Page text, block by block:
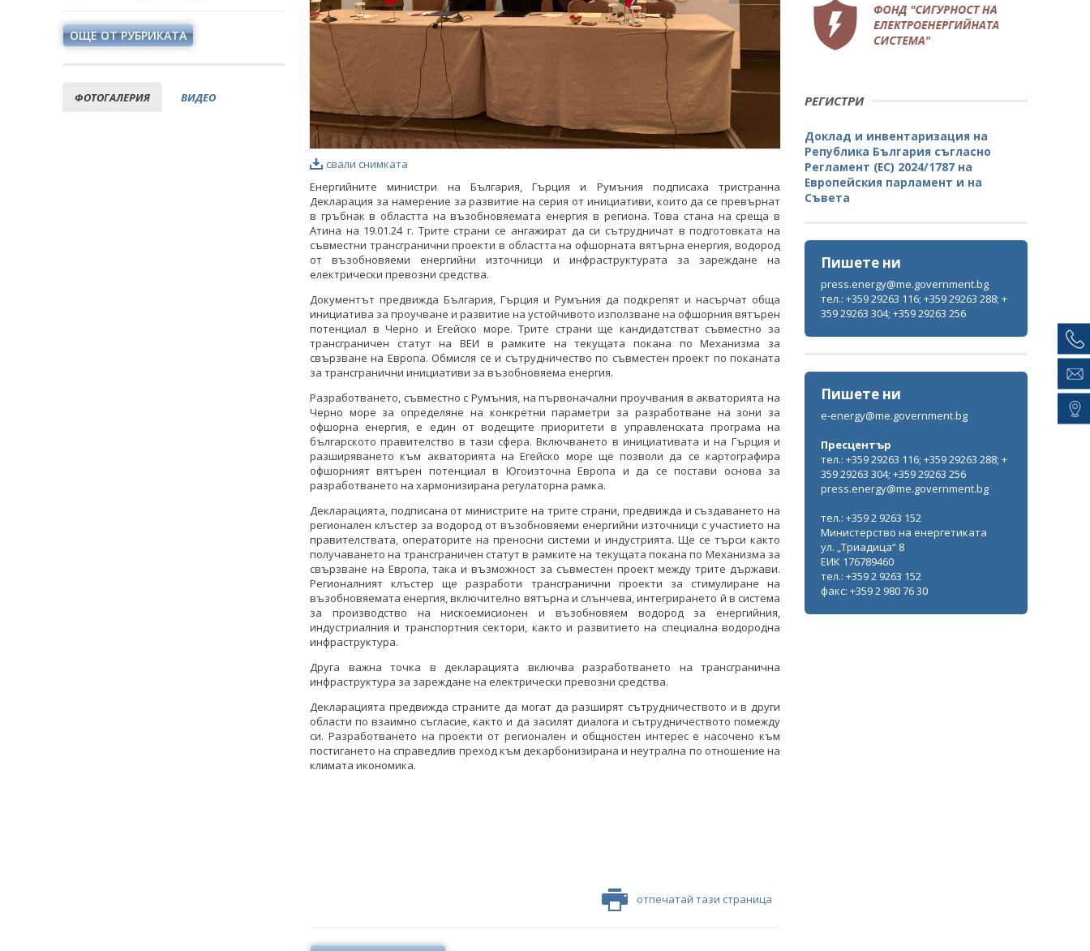
ОЩЕ ОТ РУБРИКАТА
ФОТОГАЛЕРИЯ ВИДЕО
свали снимката
Енергийните министри на България, Гърция и Румъния подписаха тристранна
Декларация за намерение за развитие на серия от инициативи, които да се превърнат
в гръбнак в областта на възобновяемата енергия в региона. Това стана на среща в
Атина на 19.01.24 г. Трите страни се ангажират да си сътрудничат в подготовката на
съвместни трансгранични проекти в областта на офшорната вятърна енергия, водород
от възобновяеми енергийни източници и инфраструктурата за зареждане на
електрически превозни средства.
Документът предвижда България, Гърция и Румъния да подкрепят и насърчат обща
инициатива за проучване и развитие на устойчивото използване на офшорния вятърен
потенциал в Черно и Егейско море. Трите страни ще кандидатстват съвместно за
трансграничен статут на ВЕИ в рамките на текущата покана по Механизма за
свързване на Европа. Обмисля се и сътрудничество по съвместен проект по поканата
за трансгранични инициативи за възобновяема енергия.
Разработването, съвместно с Румъния, на първоначални проучвания в акваторията на
Черно море за определяне на конкретни параметри за разработване на зони за
офшорна енергия, е един от водещите приоритети в управленската програма на
българското правителство в тази сфера. Включването в инициативата и на Гърция и
разширяването към акваторията на Егейско море ще позволи да се картографира
офшорният вятърен потенциал в Югоизточна Европа и да се постави основа за
разработването на хармонизирана регулаторна рамка.
Декларацията, подписана от министрите на трите страни, предвижда и създаването на
регионален клъстер за водород от възобновяеми енергийни източници с участието на
правителствата, операторите на преносни системи и индустрията. Ще се търси както
получаването на трансграничен статут в рамките на текущата покана по Механизма за
свързване на Европа, така и възможност за съвместен проект между трите държави.
Регионалният клъстер ще разработи трансгранични проекти за стимулиране на
възобновяемата енергия, включително вятърна и слънчева, интегрирането й в система
за производство на нискоемисионен и възобновяем водород за енергийния,
индустриалния и транспортния сектори, както и развитието на специална водородна
инфраструктура.
Друга важна точка в декларацията включва разработването на трансгранична
инфраструктура за зареждане на електрически превозни средства.
Декларацията предвижда страните да могат да разширят сътрудничеството и в други
области по взаимно съгласие, както и да засилят диалога и сътрудничеството помежду
си. Разработването на проекти от регионален и общностен интерес е насочено към
постигането на справедлив преход към декарбонизирана и неутрална по отношение на
климата икономика.
отпечатай тази страница
РЕГИСТРИ
Доклад и инвентаризация на
Република България съгласно
Регламент (ЕС) 2024/1787 на
Европейския парламент и на
Съвета
Пишете ни
press.energy@me.government.bg
тел.: +359 29263 116; +359 29263 288; +
359 29263 304; +359 29263 256
Пишете ни
e-energy@me.government.bg
Пресцентър
тел.: +359 29263 116; +359 29263 288; +
359 29263 304; +359 29263 256
press.energy@me.government.bg
тел.: +359 2 9263 152
Министерство на енергетиката
ул. „Триадица“ 8
ЕИК 176789460
тел.: +359 2 9263 152
факс: +359 2 980 76 30